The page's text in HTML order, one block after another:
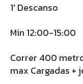
1′ Descanso
Min 12:00-15:00
Correr 400
max Cargadas +